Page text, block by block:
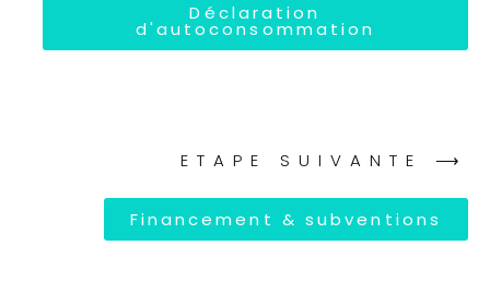
Déclaration
d'autoconsommation
ETAPE SUIVANTE ⟶
Financement & subventions